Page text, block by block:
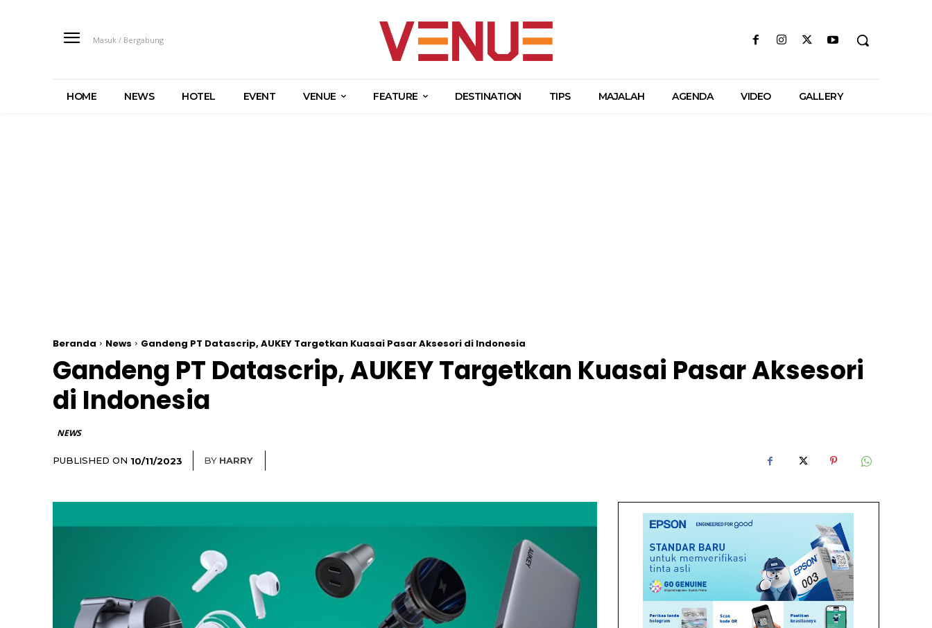
Masuk / Bergabung
HOME NEWS HOTEL EVENT VENUE FEATURE DESTINATION TIPS MAJALAH AGENDA VIDEO GALLERY
Beranda News Gandeng PT Datascrip, AUKEY Targetkan Kuasai Pasar Aksesori di Indonesia
Gandeng PT Datascrip, AUKEY Targetkan Kuasai Pasar Aksesori
di Indonesia
NEWS
PUBLISHED ON 10/11/2023 BY HARRY